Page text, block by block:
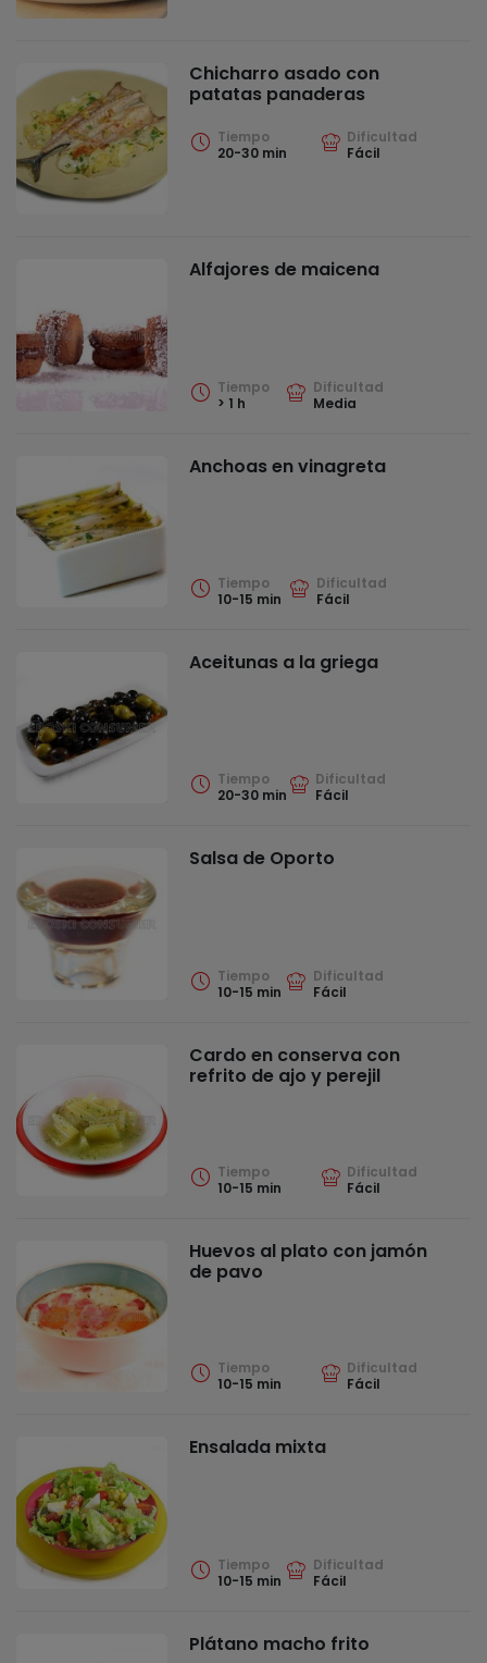
Chicharro asado con
patatas panaderas
Tiempo
20-30 min
Dificultad
Fácil
Alfajores de maicena
Tiempo
> 1 h
Dificultad
Media
Anchoas en vinagreta
Tiempo
10-15 min
Dificultad
Fácil
Aceitunas a la griega
Tiempo
20-30 min
Dificultad
Fácil
Salsa de Oporto
Tiempo
10-15 min
Dificultad
Fácil
Cardo en conserva con
refrito de ajo y perejil
Tiempo
10-15 min
Dificultad
Fácil
Huevos al plato con jamón
de pavo
Tiempo
10-15 min
Dificultad
Fácil
Ensalada mixta
Tiempo
10-15 min
Dificultad
Fácil
Plátano macho frito